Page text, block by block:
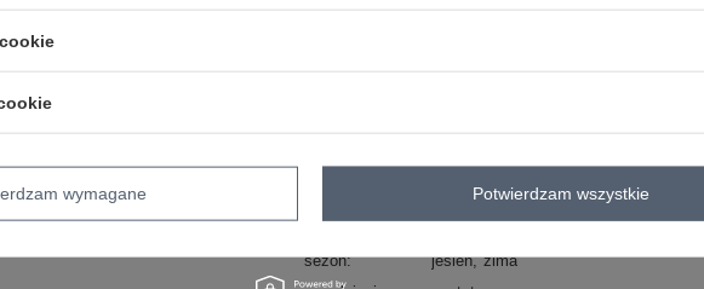
sezon jesień zima
wymagane Potwierdzam wszystkie